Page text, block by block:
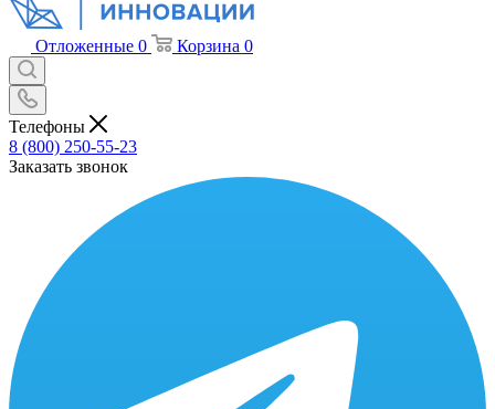
Отложенные 0 Корзина 0
Телефоны
8 (800) 250-55-23
Заказать звонок